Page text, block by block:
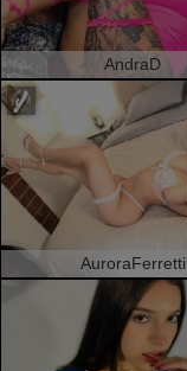
AndraD
AuroraFerretti